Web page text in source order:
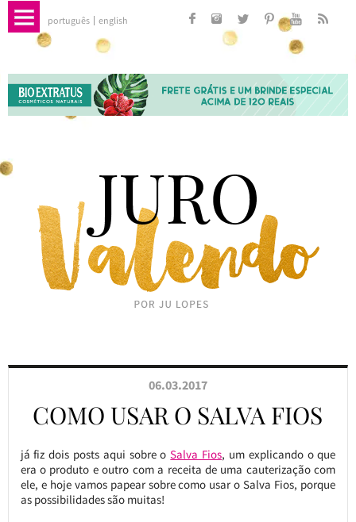
português english
06.03.2017
COMO USAR O SALVA FIOS
já fiz dois posts aqui sobre oSalva Fios, um explicando o que
era o produto e outro com a receita de uma cauterização com
ele, e hoje vamos papear sobre como usar o Salva Fios, porque
as possibilidades são muitas!